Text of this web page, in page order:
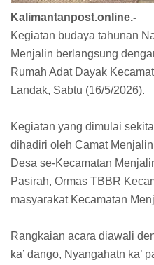
Kalimantanpost.online.-
Kegiatan budaya tahunan
Menjalin berlangsung
Rumah Adat Dayak
Landak, Sabtu (16/5/2026).
Kegiatan yang dimulai
dihadiri oleh Camat
Desa se-Kecamatan
Pasirah, Ormas TBBR
masyarakat Kecamatan
Rangkaian acara diawali
ka’ dango, Nyangahatn ka’